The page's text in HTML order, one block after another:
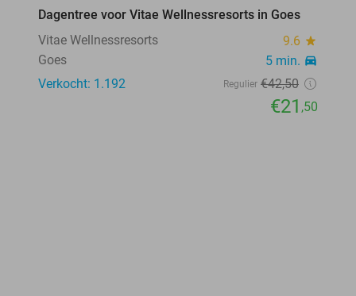
49%
Dagentree voor Vitae Wellnessresorts in Goes
Vitae Wellnessresorts
9.6 star
Goes 5 min. directions_car
Verkocht: 1.192 Regulier €42,50
€21 ,50